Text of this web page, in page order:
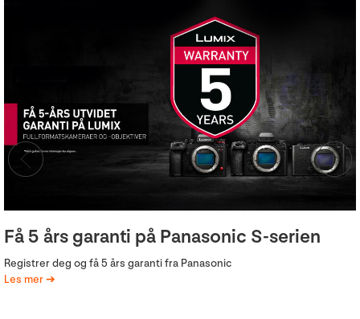
Profoto lyskampanje
Kjøp Profoto B20, B30 eller D30 i DUO-versjon og få med en Connect
Pro på kjøpet